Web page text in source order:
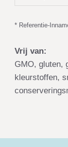
* Referentie-
Vrij van:
GMO, gluten,
kleurstoffen,